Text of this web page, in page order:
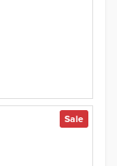
Sale